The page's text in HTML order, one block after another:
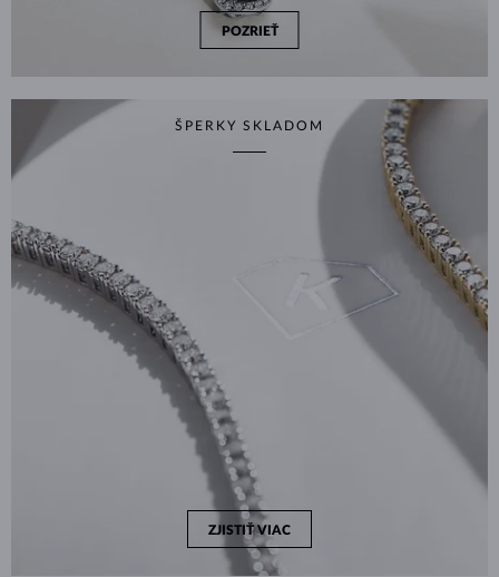
POZRIEŤ
ŠPERKY SKLADOM
ZJISTIŤ VIAC